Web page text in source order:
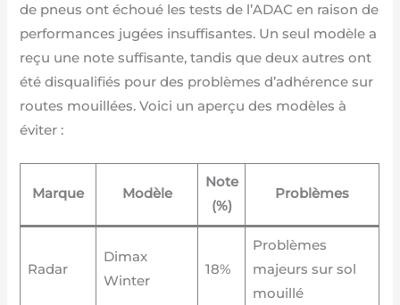
de pneus ont échoué les tests de l’ADAC en raison de
performances jugées insuffisantes. Un seul modèle a
reçu une note suffisante, tandis que deux autres ont
été disqualifiés pour des problèmes d’adhérence sur
routes mouillées. Voici un aperçu des modèles à
éviter :
Marque Modèle
Note
(%)
Problèmes
Radar
Dimax
Winter
18%
Problèmes
majeurs sur sol
mouillé